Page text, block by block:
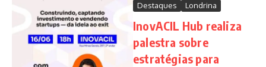
Destaques Londrina
InovACIL Hub realiza
palestra sobre
estratégias para